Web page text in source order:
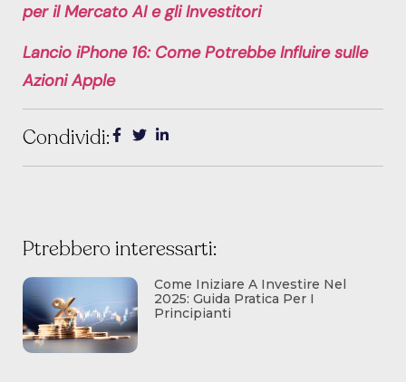
per il Mercato AI e gli Investitori
Lancio iPhone 16: Come Potrebbe Influire sulle
Azioni Apple
Condividi:
Ptrebbero interessarti:
Come Iniziare A Investire Nel
2025: Guida Pratica Per I
Principianti